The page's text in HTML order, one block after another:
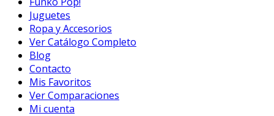
Juguetes
Ropa y Accesorios
Ver Catálogo Completo
Blog
Contacto
Mis Favoritos
Ver Comparaciones
Mi cuenta